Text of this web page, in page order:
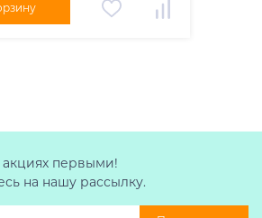
акциях первыми!
на нашу рассылку.